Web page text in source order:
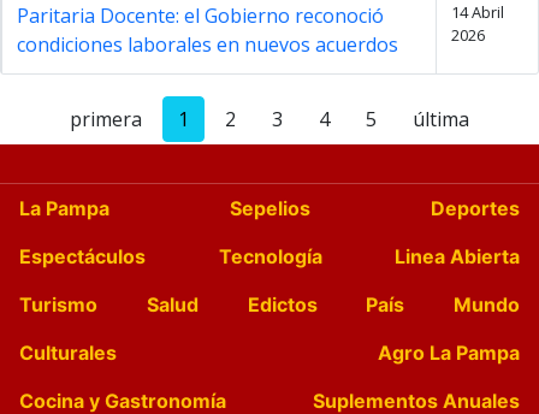
Paritaria Docente: el Gobierno reconoció
condiciones laborales en nuevos acuerdos
14 Abril
2026
primera 1 2 3 4 5 última
La Pampa Sepelios
Deportes
Espectáculos
Tecnología
Linea Abierta
Turismo
Salud Edictos País
Mundo
Culturales
Agro La Pampa
Cocina y Gastronomía
Suplementos Anuales